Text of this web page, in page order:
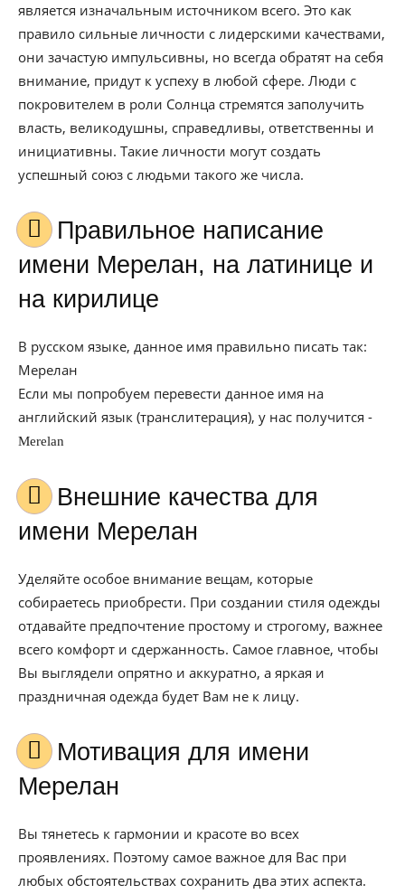
является изначальным источником всего. Это как
правило сильные личности с лидерскими качествами,
они зачастую импульсивны, но всегда обратят на себя
внимание, придут к успеху в любой сфере. Люди с
покровителем в роли Солнца стремятся заполучить
власть, великодушны, справедливы, ответственны и
инициативны. Такие личности могут создать
успешный союз с людьми такого же числа.
Правильное написание
имени Мерелан, на латинице и
на кирилице
В русском языке, данное имя правильно писать так:
Мерелан
Если мы попробуем перевести данное имя на
английский язык (транслитерация), у нас получится -
Merelan
Внешние качества для
имени Мерелан
Уделяйте особое внимание вещам, которые
собираетесь приобрести. При создании стиля одежды
отдавайте предпочтение простому и строгому, важнее
всего комфорт и сдержанность. Самое главное, чтобы
Вы выглядели опрятно и аккуратно, а яркая и
праздничная одежда будет Вам не к лицу.
Мотивация для имени
Мерелан
Вы тянетесь к гармонии и красоте во всех
проявлениях. Поэтому самое важное для Вас при
любых обстоятельствах сохранить два этих аспекта.